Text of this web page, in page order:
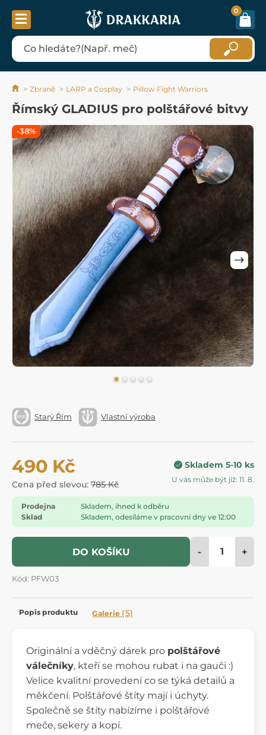
0
Zbraně LARP a Cosplay Pillow Fight Warriors
Římský GLADIUS pro polštářové bitvy
Starý Řím Vlastní výroba
490 Kč
Cena před slevou: 785 Kč
Skladem 5-10 ks
U vás může být již: 11. 8.
Prodejna
Skladem, ihned k odběru
Sklad
Skladem, odesíláme v pracovní dny ve 12:00
DO KOŠÍKU - +
Kód: PFW03
-38%
Popis produktu Galerie (5)
Originální a vděčný dárek pro polštářové
válečníky, kteří se mohou rubat i na gauči :)
Velice kvalitní provedení co se týká detailů a
měkčení. Polštářové štíty mají i úchyty.
Společně se štíty nabízíme i polštářové
meče, sekery a kopí.